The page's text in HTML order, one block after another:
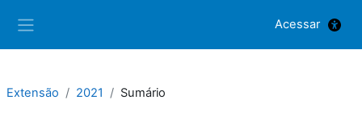
Acessar
Extensão 2021 Sumário